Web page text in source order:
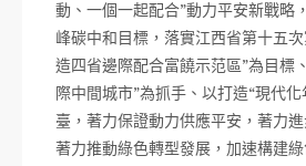
動、一個一起配合”動力平安新戰略
峰碳中和目標，落實江西省第十五
造四省邊際配合富饒示范區”為目標
際中間城市”為抓手、以打造“現代
臺，著力保證動力供應平安，著力進
著力推動綠色轉型發展，加速構建